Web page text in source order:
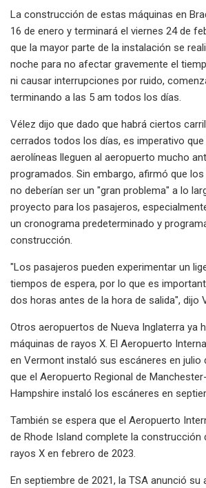
La construcción de estas máquinas en
16 de enero y terminará el viernes 24 de
que la mayor parte de la instalación se
noche para no afectar gravemente el
ni causar interrupciones por ruido,
terminando a las 5 am todos los días.
Vélez dijo que dado que habrá ciertos
cerrados todos los días, es imperativo
aerolíneas lleguen al aeropuerto mucho
programados. Sin embargo, afirmó que
no deberían ser un "gran problema" a lo
proyecto para los pasajeros,
un cronograma predeterminado y
construcción.
"Los pasajeros pueden experimentar un
tiempos de espera, por lo que es
dos horas antes de la hora de salida", dijo
Otros aeropuertos de Nueva Inglaterra ya
máquinas de rayos X. El Aeropuerto
en Vermont instaló sus escáneres en julio
que el Aeropuerto Regional de
Hampshire instaló los escáneres en
También se espera que el Aeropuerto
de Rhode Island complete la construcción
rayos X en febrero de 2023.
En septiembre de 2021, la TSA anunció su